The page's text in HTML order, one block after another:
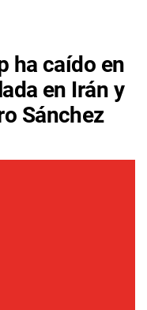
ha caído en
en Irán y
Sánchez